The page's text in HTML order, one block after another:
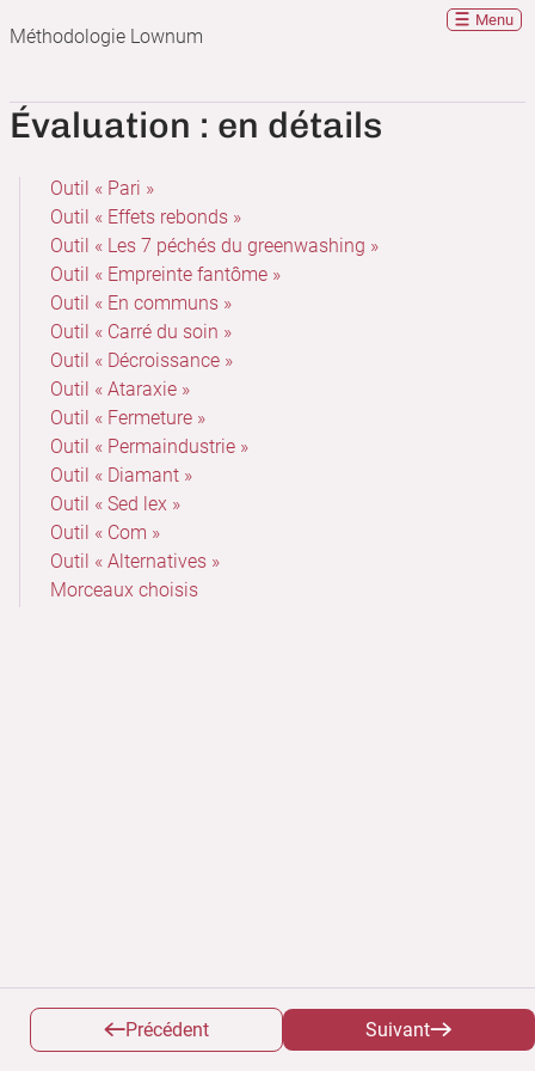
Méthodologie Lownum
Menu
Évaluation : en détails
Outil « Pari »
Outil « Effets rebonds »
Outil « Les 7 péchés du greenwashing »
Outil « Empreinte fantôme »
Outil « En communs »
Outil « Carré du soin »
Outil « Décroissance »
Outil « Ataraxie »
Outil « Fermeture »
Outil « Permaindustrie »
Outil « Diamant »
Outil « Sed lex »
Outil « Com »
Outil « Alternatives »
Morceaux choisis
Précédent Suivant